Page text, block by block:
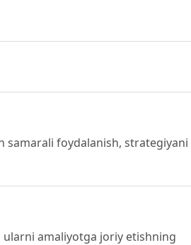
foydalanish, strategiyani
amaliyotga joriy etishning